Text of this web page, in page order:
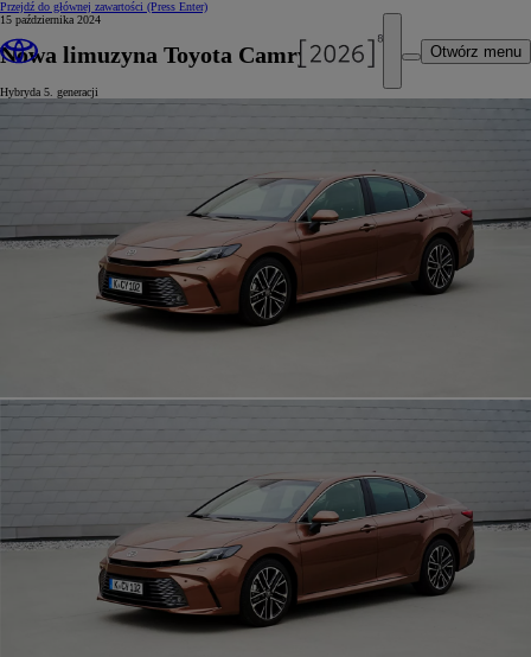
Przejdź do głównej zawartości (Press Enter)
Otwórz menu
15 października 2024
Nowa limuzyna Toyota Camry
Hybryda 5. generacji